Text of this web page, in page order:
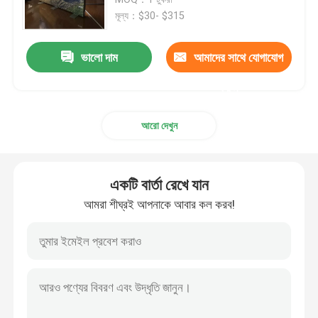
Trade Show Hanging Banner
মূল্য：$30- $315
ভালো দাম আমাদের সাথে যোগাযোগ
আরো দেখুন
একটি বার্তা রেখে যান
আমরা শীঘ্রই আপনাকে আবার কল করব!